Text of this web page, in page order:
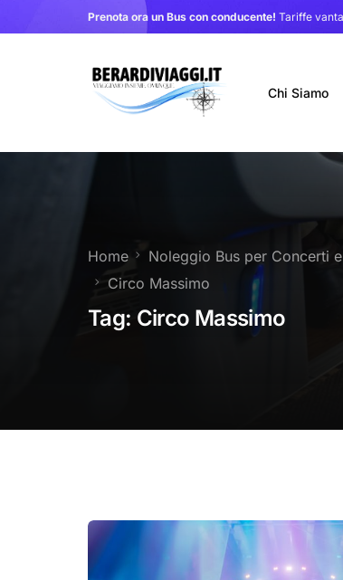
Prenota ora un Bus con conducente! Tariffe
Chi Siamo
Home
Noleggio Bus per Concerti
Circo Massimo
Tag: Circo Massimo